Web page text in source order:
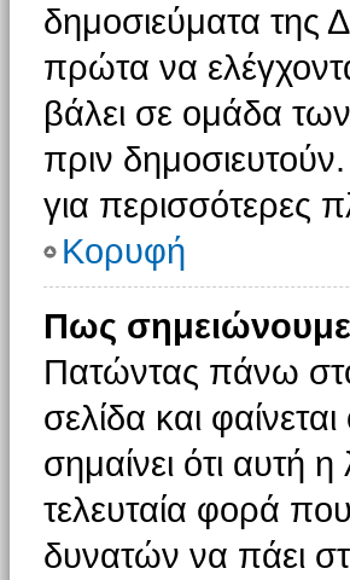
δημοσιεύματα της
πρώτα να
βάλει σε ομάδα
πριν
για περισσότερες
Κορυφή
Πως
Πατώντας πάνω
σελίδα και
σημαίνει ότι αυτή
τελευταία φορά
δυνατών να πάει